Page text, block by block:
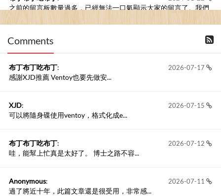
之前的留言板數量過多，已經無法一口氣顯示大家的留言了。我們
Comments
2026-07-17
布丁布丁吃布丁:
感謝XJD推薦 Ventoy也要先做安...
2026-07-15
XJD:
可以將隨身碟使用ventoy，格式化成e...
2026-07-12
布丁布丁吃布丁:
哇，能幫上忙真是太好了。 博士之路不容...
2026-07-11
Anonymous:
過了將近十年，此篇文章還是很受用，非常感...